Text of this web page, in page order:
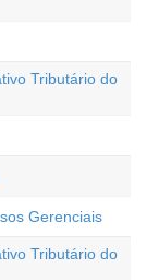
Tributário do
Gerenciais
Tributário do